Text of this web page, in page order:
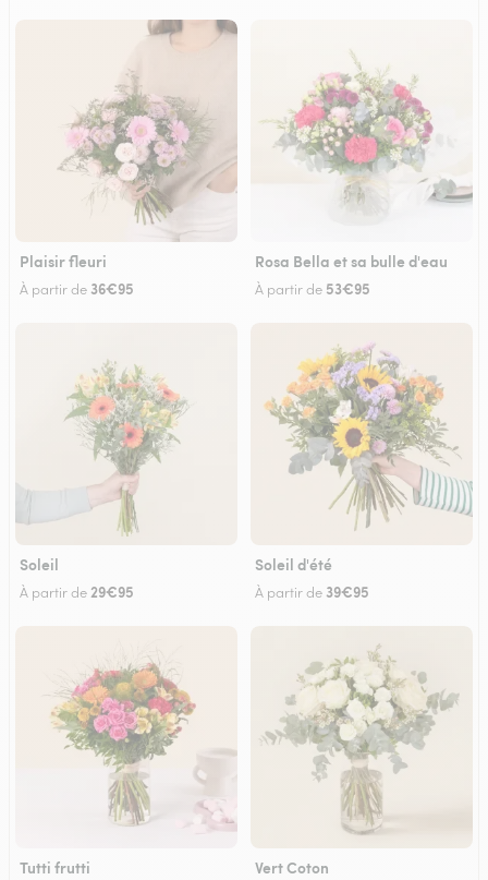
Plaisir fleuri
À partir de 36€95
Rosa Bella et sa bulle d'eau
À partir de 53€95
Soleil
À partir de 29€95
Soleil d'été
À partir de 39€95
Tutti frutti Vert Coton